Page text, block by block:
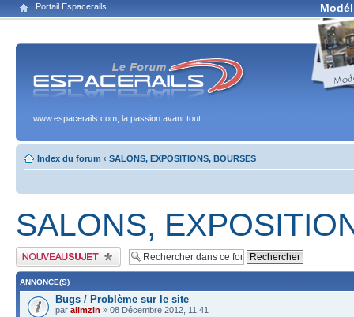
Portail Espacerails
www.espacerails.com, la passion avant tout
Index du forum ‹ SALONS, EXPOSITIONS, BOURSES
SALONS,
Publier un nouveau sujet
ANNONCE(S)
Bugs / Problème sur le site
par alimzin » 08 Décembre 2012, 11:41